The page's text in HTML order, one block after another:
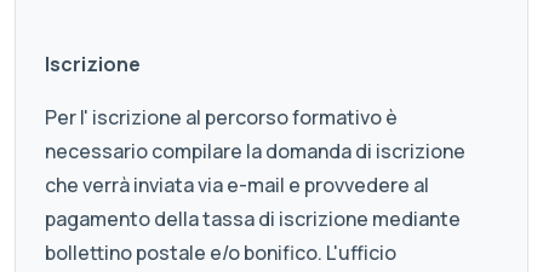
Iscrizione
Per l' iscrizione al percorso formativo è
necessario compilare la domanda di iscrizione
che verrà inviata via e-mail e provvedere al
pagamento della tassa di iscrizione mediante
bollettino postale e/o bonifico. L'ufficio